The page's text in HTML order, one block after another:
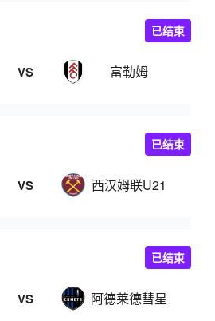
VS 富勒姆
已结束
VS 西汉姆联U21
已结束
VS 阿德莱德彗星
已结束